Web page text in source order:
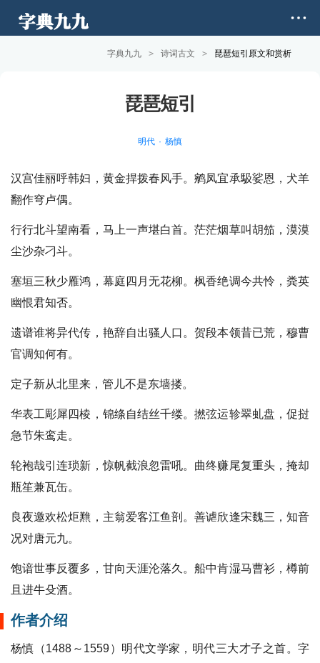
字典九九 > 诗词古文 > 琵琶短引原文和赏析
琵琶短引
明代 杨慎
汉宫佳丽呼韩妇，黄金捍拨春风手。鹓凤宜承馺娑恩，犬羊
翻作穹卢偶。
行行北斗望南看，马上一声堪白首。茫茫烟草叫胡笳，漠漠
尘沙杂刁斗。
塞垣三秋少雁鸿，幕庭四月无花柳。枫香绝调今共怜，粪英
幽恨君知否。
遗谱谁将异代传，艳辞自出骚人口。贺段本领昔已荒，穆曹
官调知何有。
定子新从北里来，管儿不是东墙搂。
华表工彫犀四棱，锦绦自结丝千缕。撚弦运轸翠虬盘，促挝
急节朱鸾走。
轮袍哉引连琐新，惊帆截浪忽雷吼。曲终赚尾复重头，掩却
瓶笙兼瓦缶。
良夜邀欢松炬㸐，主翁爱客江鱼剖。善谑欣逢宋魏三，知音
况对唐元九。
饱谙世事反覆多，甘向天涯沦落久。船中肯湿马曹衫，樽前
且进牛殳酒。
作者介绍
杨慎（1488～1559）明代文学家，明代三大才子之首。字